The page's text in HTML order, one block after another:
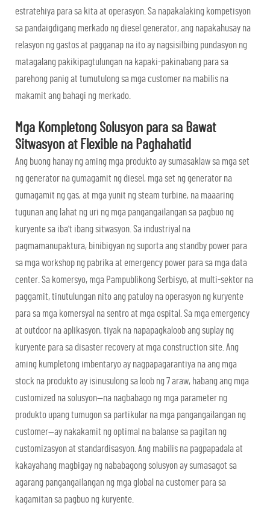
estratehiya para sa kita at operasyon. Sa napakalaking kompetisyon
sa pandaigdigang merkado ng diesel generator, ang napakahusay na
relasyon ng gastos at pagganap na ito ay nagsisilbing pundasyon ng
matagalang pakikipagtulungan na kapaki-pakinabang para sa
parehong panig at tumutulong sa mga customer na mabilis na
makamit ang bahagi ng merkado.
Mga Kompletong Solusyon para sa Bawat
Sitwasyon at Flexible na Paghahatid
Ang buong hanay ng aming mga produkto ay sumasaklaw sa mga set
ng generator na gumagamit ng diesel, mga set ng generator na
gumagamit ng gas, at mga yunit ng steam turbine, na maaaring
tugunan ang lahat ng uri ng mga pangangailangan sa pagbuo ng
kuryente sa iba't ibang sitwasyon. Sa industriyal na
pagmamanupaktura, binibigyan ng suporta ang standby power para
sa mga workshop ng pabrika at emergency power para sa mga data
center. Sa komersyo, mga Pampublikong Serbisyo, at multi-sektor na
paggamit, tinutulungan nito ang patuloy na operasyon ng kuryente
para sa mga komersyal na sentro at mga ospital. Sa mga emergency
at outdoor na aplikasyon, tiyak na napapagkaloob ang suplay ng
kuryente para sa disaster recovery at mga construction site. Ang
aming kumpletong imbentaryo ay nagpapagarantiya na ang mga
stock na produkto ay isinusulong sa loob ng 7 araw, habang ang mga
customized na solusyon—na nagbabago ng mga parameter ng
produkto upang tumugon sa partikular na mga pangangailangan ng
customer—ay nakakamit ng optimal na balanse sa pagitan ng
customizasyon at standardisasyon. Ang mabilis na pagpapadala at
kakayahang magbigay ng nababagong solusyon ay sumasagot sa
agarang pangangailangan ng mga global na customer para sa
kagamitan sa pagbuo ng kuryente.